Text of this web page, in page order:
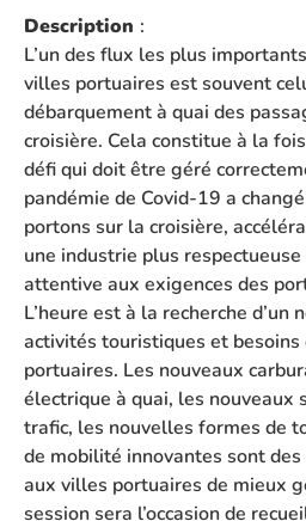
Description :
L’un des flux les plus
villes portuaires est souvent
débarquement à quai des
croisière. Cela constitue à la
défi qui doit être géré
pandémie de Covid-19 a
portons sur la croisière,
une industrie plus
attentive aux exigences des
L’heure est à la recherche
activités touristiques et
portuaires. Les nouveaux
électrique à quai, les nouveaux
trafic, les nouvelles formes de
de mobilité innovantes sont
aux villes portuaires de mieux
session sera l’occasion de